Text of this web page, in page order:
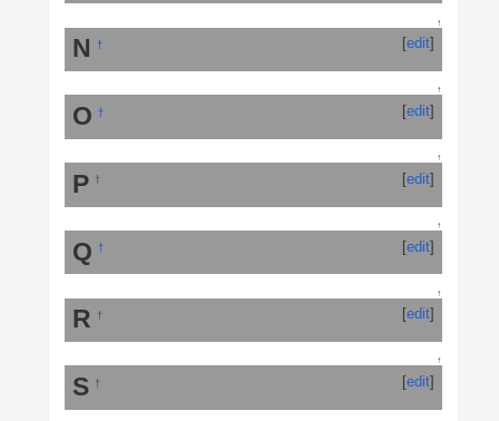
↑
N † [edit]
↑
O † [edit]
↑
P † [edit]
↑
Q † [edit]
↑
R † [edit]
↑
S † [edit]